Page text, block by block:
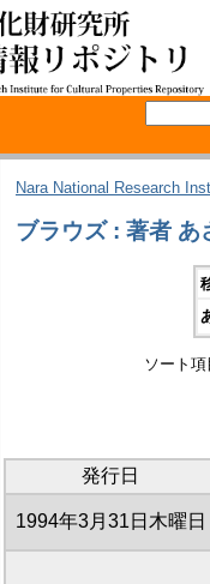
Nara National Research
ブラウズ : 著者 あ
ソート項
発行日
1994年3月31日木曜日